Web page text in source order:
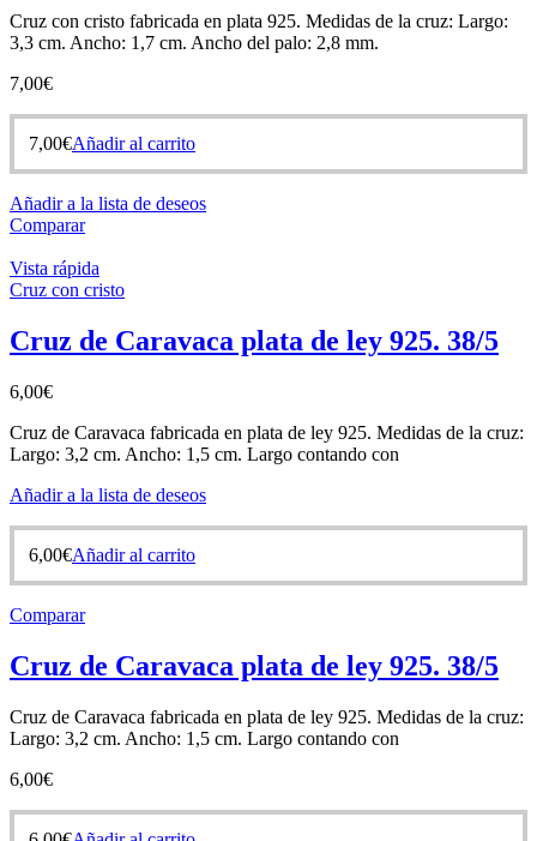
Cruz con cristo fabricada en plata 925. Medidas de la cruz: Largo:
3,3 cm. Ancho: 1,7 cm. Ancho del palo: 2,8 mm.
7,00€
7,00€Añadir al carrito
Añadir a la lista de deseos
Comparar
Vista rápida
Cruz con cristo
Cruz de Caravaca plata de ley 925. 38/5
6,00€
Cruz de Caravaca fabricada en plata de ley 925. Medidas de la cruz:
Largo: 3,2 cm. Ancho: 1,5 cm. Largo contando con
Añadir a la lista de deseos
6,00€Añadir al carrito
Comparar
Cruz de Caravaca plata de ley 925. 38/5
Cruz de Caravaca fabricada en plata de ley 925. Medidas de la cruz:
Largo: 3,2 cm. Ancho: 1,5 cm. Largo contando con
6,00€